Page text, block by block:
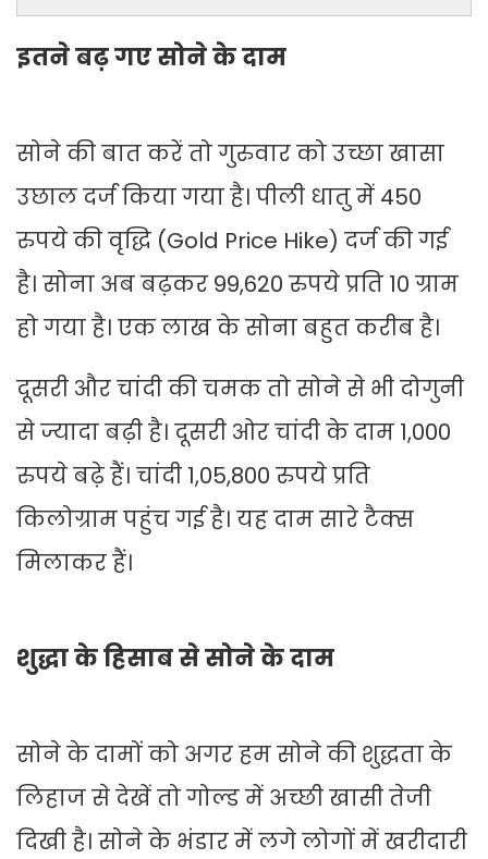
इतने बढ़ गए सोने के दाम
सोने की बात करें तो गुरुवार को उच्छा खासा
उछाल दर्ज किया गया है। पीली धातु में 450
रुपये की वृद्धि (Gold Price Hike) दर्ज की गई
है। सोना अब बढ़कर 99,620 रुपये प्रति 10 ग्राम
हो गया है। एक लाख के सोना बहुत करीब है।
दूसरी और चांदी की चमक तो सोने से भी दोगुनी
से ज्यादा बढ़ी है। दूसरी ओर चांदी के दाम 1,000
रुपये बढ़े हैं। चांदी 1,05,800 रुपये प्रति
किलोग्राम पहुंच गई है। यह दाम सारे टैक्स
मिलाकर हैं।
शुद्धा के हिसाब से सोने के दाम
सोने के दामों को अगर हम सोने की शुद्धता के
लिहाज से देखें तो गोल्ड में अच्छी खासी तेजी
दिखी है। सोने के भंडार में लगे लोगों में खरीदारी